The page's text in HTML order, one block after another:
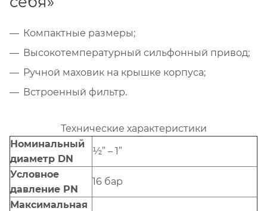
Компактные размеры;
Высокотемпературный сильфонный привод;
Ручной маховик на крышке корпуса;
Встроенный фильтр.
Технические характеристики
Номинальный
диаметр DN
½” – 1”
Условное
давление PN
16 бар
Максимальная